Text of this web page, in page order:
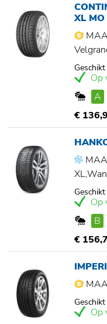
XL MO
Op
A
€
Op
B
€
Op